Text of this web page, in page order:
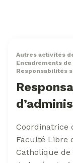
Autres activités
Encadrements
Responsabilités
Coordinatrice
Faculté Libre
Catholique de